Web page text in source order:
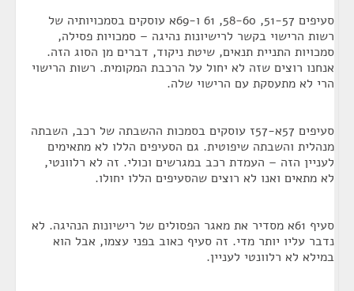
סעיפים 51-57, 58-60, 61 ו-69א עוסקים בסמכויותיה של
רשות הרישוי בקשר לרישיונות נהיגה – סמכויות פסילה,
סמכויות התניית תנאים, שיטת ניקוד, דברים מן הסוג הזה.
אנחנו רוצים שזה לא יחול על הרכבת המקומית. רשות הרישוי
הרי לא מתעסקת עם הרישוי שלה.
סעיפים 57א-57ז עוסקים בסמכות ההשבתה של רכב, השבתה
מנהלית והשבתה שיפוטית. גם הסעיפים הללו לא מתאימים
לעניין הזה – העמדת רכב במגרשים וכולי. זה לא רלוונטי,
לא מתאים ואנו לא רוצים שהסעיפים הללו יחולו.
סעיף 61א מסדיר את מאגר הפסולים של רישיונות הנהיגה. לא
נדבר עליו יותר מדי. זה סעיף כאוב בפני עצמו, אבל הוא
במילא לא רלוונטי לעניין.